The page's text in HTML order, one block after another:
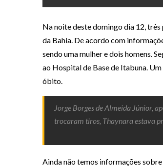
Na noite deste domingo dia 12,
da Bahia. De acordo com
sendo uma mulher e dois homens.
ao Hospital de Base de Itabuna.
óbito.
Jorge Borges de Almeida Júnior,
trocaram tiros, Thaynara estava
Ainda não temos informações